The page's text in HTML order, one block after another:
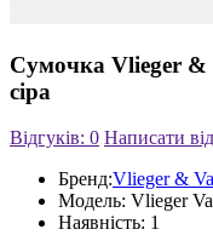
Сумочка Vlieger &
сіра
Відгуків: 0 Написати
Бренд:Vlieger &
Модель: Vlieger
Наявність: 1